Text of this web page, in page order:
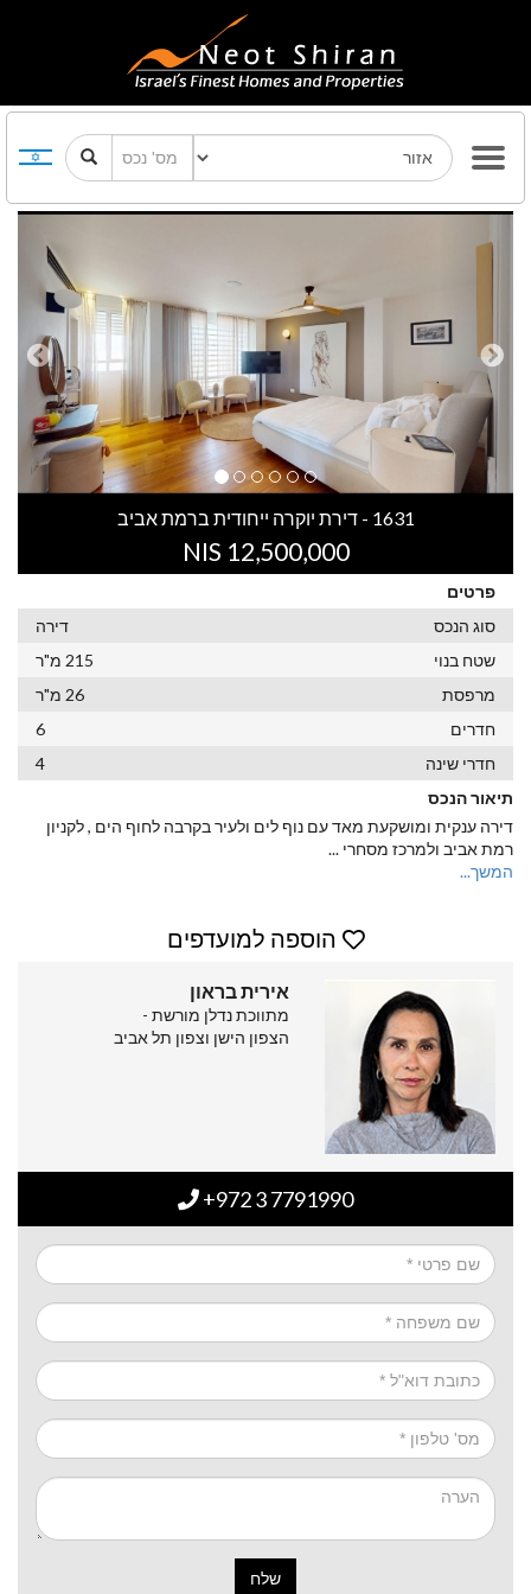
Previous Next
1631 - דירת יוקרה ייחודית ברמת אביב
12,500,000 NIS
פרטים
סוג הנכס
דירה
שטח בנוי
215 מ"ר
מרפסת
26 מ"ר
חדרים
6
חדרי שינה
4
תיאור הנכס
דירה ענקית ומושקעת מאד עם נוף לים ולעיר בקרבה לחוף הים , לקניון
רמת אביב ולמרכז מסחרי ...
המשך...
הוספה למועדפים
אירית בראון
מתווכת נדלן מורשת -
הצפון הישן וצפון תל אביב
+972 3 7791990
שלח